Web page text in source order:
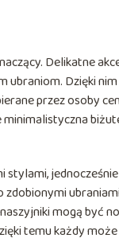
Delikatne
ubraniom. Dzięki
przez osoby
mogą być
temu każdy